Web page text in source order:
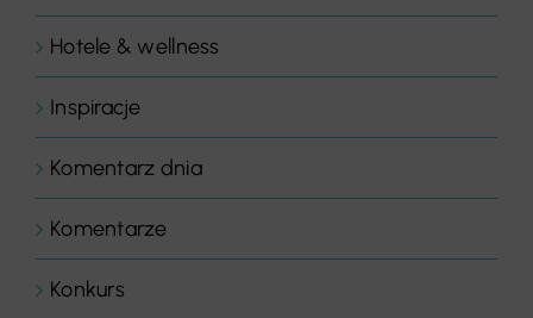
Hotele & wellness
Inspiracje
Komentarz dnia
Komentarze
Konkurs